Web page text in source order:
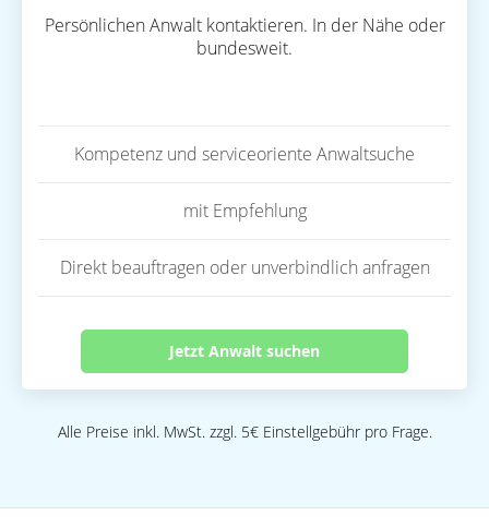
Persönlichen Anwalt kontaktieren. In der Nähe oder
bundesweit.
Kompetenz und serviceoriente Anwaltsuche
mit Empfehlung
Direkt beauftragen oder unverbindlich anfragen
Jetzt Anwalt suchen
Alle Preise inkl. MwSt. zzgl. 5€ Einstellgebühr pro Frage.